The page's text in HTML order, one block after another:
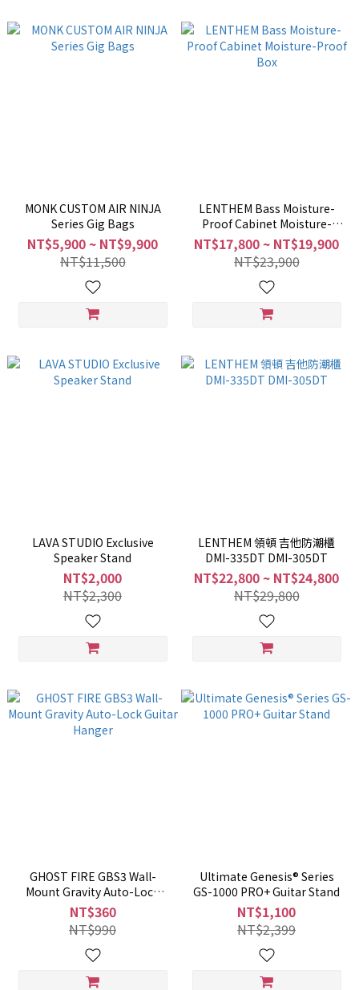
MONK CUSTOM AIR NINJA
Series Gig Bags
NT$5,900 ~ NT$9,900
NT$11,500
LENTHEM Bass Moisture-
Proof Cabinet Moisture-
Proof Box
NT$17,800 ~ NT$19,900
NT$23,900
LAVA STUDIO Exclusive
Speaker Stand
NT$2,000
NT$2,300
LENTHEM 領頓 吉他防潮櫃
DMI-335DT DMI-305DT
NT$22,800 ~ NT$24,800
NT$29,800
GHOST FIRE GBS3 Wall-
Mount Gravity Auto-Lock
Guitar Hanger
NT$360
NT$990
Ultimate Genesis® Series
GS-1000 PRO+ Guitar Stand
NT$1,100
NT$2,399